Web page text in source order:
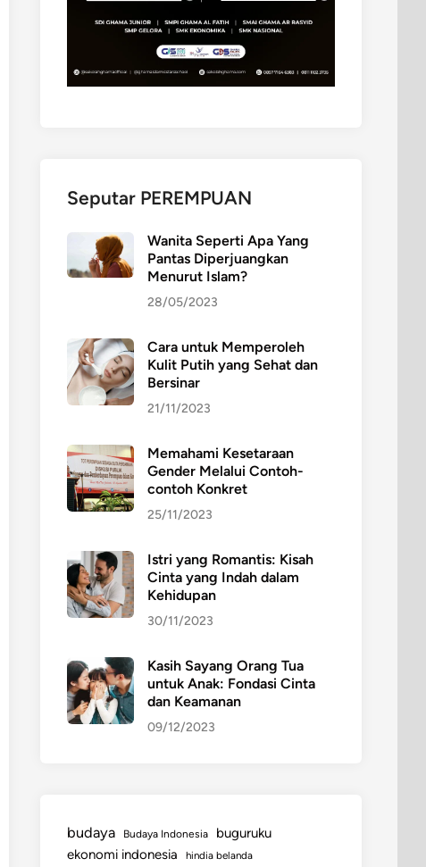
Seputar PEREMPUAN
Wanita Seperti Apa Yang
Pantas Diperjuangkan
Menurut Islam?
28/05/2023
Cara untuk Memperoleh
Kulit Putih yang Sehat dan
Bersinar
21/11/2023
Memahami Kesetaraan
Gender Melalui Contoh-
contoh Konkret
25/11/2023
Istri yang Romantis: Kisah
Cinta yang Indah dalam
Kehidupan
30/11/2023
Kasih Sayang Orang Tua
untuk Anak: Fondasi Cinta
dan Keamanan
09/12/2023
budaya Budaya Indonesia
buguruku
ekonomi indonesia
hindia belanda